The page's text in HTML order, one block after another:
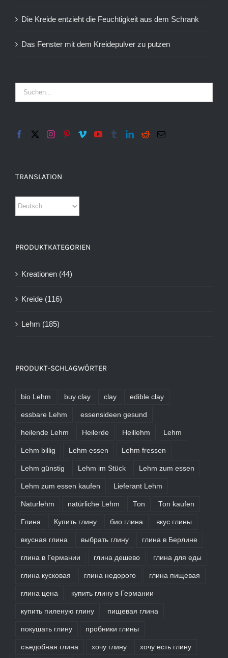
Die Kreide entzieht die Feuchtigkeit aus dem Schrank
Das Fenster mit dem Kreidepulver zu putzen
TRANSLATION
PRODUKTKATEGORIEN
Kreationen (44)
Kreide (116)
Lehm (185)
PRODUKT-SCHLAGWÖRTER
bio Lehm buy clay clay edible clay
essbare Lehm essensideen gesund
heilende Lehm Heilerde Heillehm Lehm
Lehm billig Lehm essen Lehm fressen
Lehm günstig Lehm im Stück Lehm zum essen
Lehm zum essen kaufen Lieferant Lehm
Naturlehm natürliche Lehm Ton Ton kaufen
Глина Купить глину био глина вкус глины
вкусная глина выбрать глину глина в Берлине
глина в Германии глина дешево глина для еды
глина кусковая глина недорого глина пищевая
глина цена купить глину в Германии
купить пиленую глину пищевая глина
покушать глину пробники глины
съедобная глина хочу глину хочу есть глину